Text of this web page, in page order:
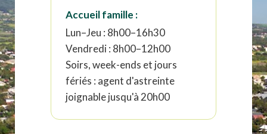
Accueil famille :
Lun–Jeu : 8h00–16h30
Vendredi : 8h00–12h00
Soirs, week-ends et jours
fériés : agent d'astreinte
joignable jusqu'à 20h00